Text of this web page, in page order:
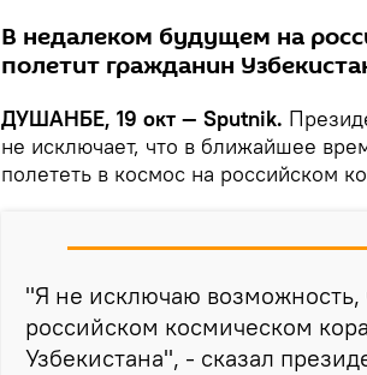
В недалеком будущем на
полетит гражданин
ДУШАНБЕ, 19 окт — Sputnik.
не исключает, что в ближайшее
полететь в космос на российском
"Я не исключаю
российском космическом
Узбекистана", - сказал